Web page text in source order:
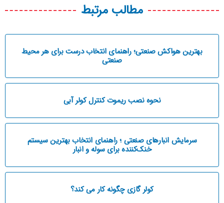
مطالب مرتبط
بهترین هواکش صنعتی؛ راهنمای انتخاب درست برای هر محیط
صنعتی
نحوه نصب ریموت کنترل کولر آبی
سرمایش انبارهای صنعتی ؛ راهنمای انتخاب بهترین سیستم
خنک‌کننده برای سوله و انبار
کولر گازی چگونه کار می کند؟